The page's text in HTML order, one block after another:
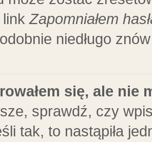
linkZapomniałem
niedługo
się, ale nie
sprawdź, czy
tak, to nastąpiła